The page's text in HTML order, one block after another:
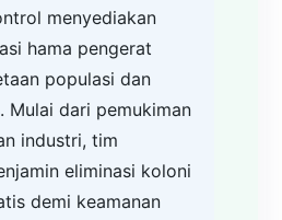
menyediakan
hama pengerat
populasi dan
Mulai dari pemukiman
industri, tim
eliminasi koloni
demi keamanan